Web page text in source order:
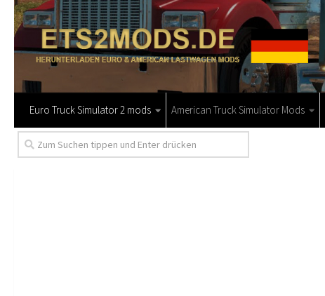
Euro Truck Simulator 2 mods American Truck Simulator Mods